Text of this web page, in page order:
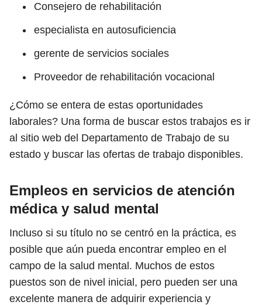
Consejero de rehabilitación
especialista en autosuficiencia
gerente de servicios sociales
Proveedor de rehabilitación vocacional
¿Cómo se entera de estas oportunidades
laborales? Una forma de buscar estos trabajos es ir
al sitio web del Departamento de Trabajo de su
estado y buscar las ofertas de trabajo disponibles.
Empleos en servicios de atención
médica y salud mental
Incluso si su título no se centró en la práctica, es
posible que aún pueda encontrar empleo en el
campo de la salud mental. Muchos de estos
puestos son de nivel inicial, pero pueden ser una
excelente manera de adquirir experiencia y